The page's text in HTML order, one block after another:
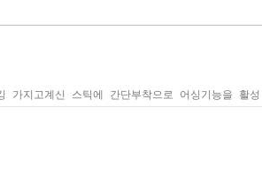
지고계신 스틱에 간단부착으로 어싱기능을 활성